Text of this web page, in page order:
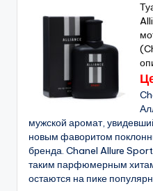
мужской аромат,
новым фаворитом
бренда. Chanel Allure
таким парфюмерным
остаются на пике